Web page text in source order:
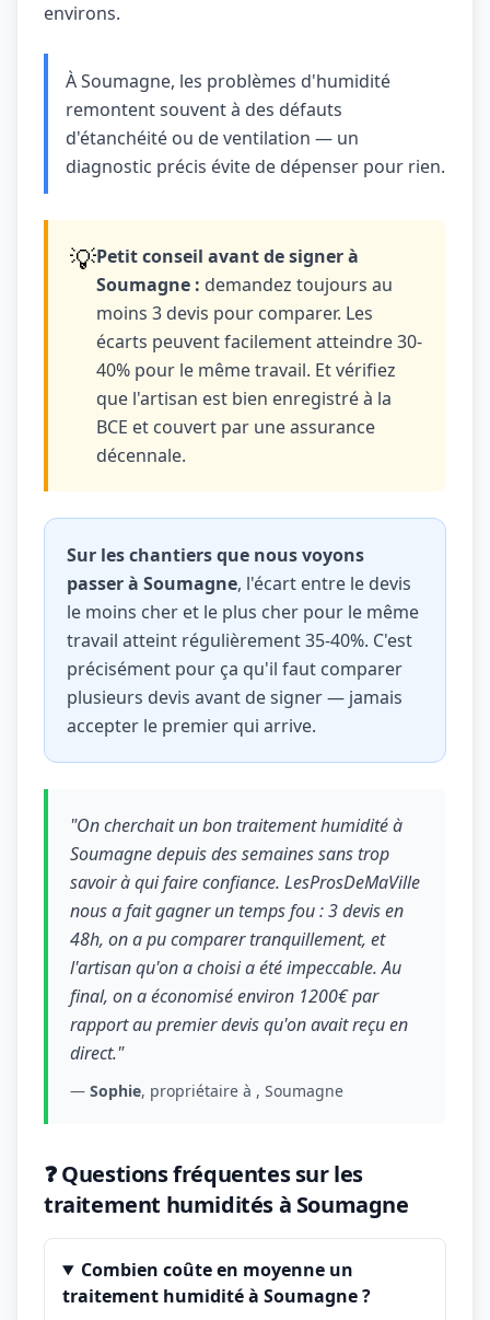
environs.
À Soumagne, les problèmes d'humidité
remontent souvent à des défauts
d'étanchéité ou de ventilation — un
diagnostic précis évite de dépenser pour rien.
💡Petit conseil avant de signer à
Soumagne : demandez toujours au
moins 3 devis pour comparer. Les
écarts peuvent facilement atteindre 30-
40% pour le même travail. Et vérifiez
que l'artisan est bien enregistré à la
BCE et couvert par une assurance
décennale.
Sur les chantiers que nous voyons
passer à Soumagne, l'écart entre le devis
le moins cher et le plus cher pour le même
travail atteint régulièrement 35-40%. C'est
précisément pour ça qu'il faut comparer
plusieurs devis avant de signer — jamais
accepter le premier qui arrive.
"On cherchait un bon traitement humidité à
Soumagne depuis des semaines sans trop
savoir à qui faire confiance. LesProsDeMaVille
nous a fait gagner un temps fou : 3 devis en
48h, on a pu comparer tranquillement, et
l'artisan qu'on a choisi a été impeccable. Au
final, on a économisé environ 1200€ par
rapport au premier devis qu'on avait reçu en
direct."
— Sophie, propriétaire à , Soumagne
❓ Questions fréquentes sur les
traitement humidités à Soumagne
Combien coûte en moyenne un
traitement humidité à Soumagne ?